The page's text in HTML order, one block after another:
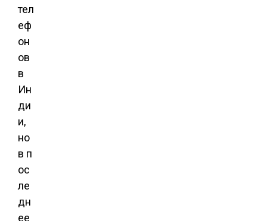
тел
еф
он
ов
в
Ин
ди
и,
но
в п
ос
ле
дн
ее